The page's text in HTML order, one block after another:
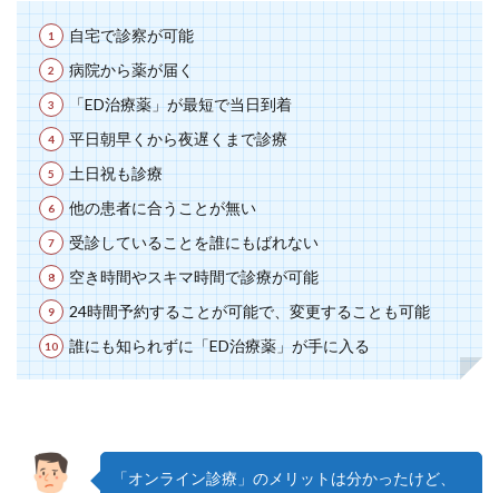
自宅で診察が可能
病院から薬が届く
「ED治療薬」が最短で当日到着
平日朝早くから夜遅くまで診療
土日祝も診療
他の患者に合うことが無い
受診していることを誰にもばれない
空き時間やスキマ時間で診療が可能
24時間予約することが可能で、変更することも可能
誰にも知られずに「ED治療薬」が手に入る
「オンライン診療」のメリットは分かったけど、